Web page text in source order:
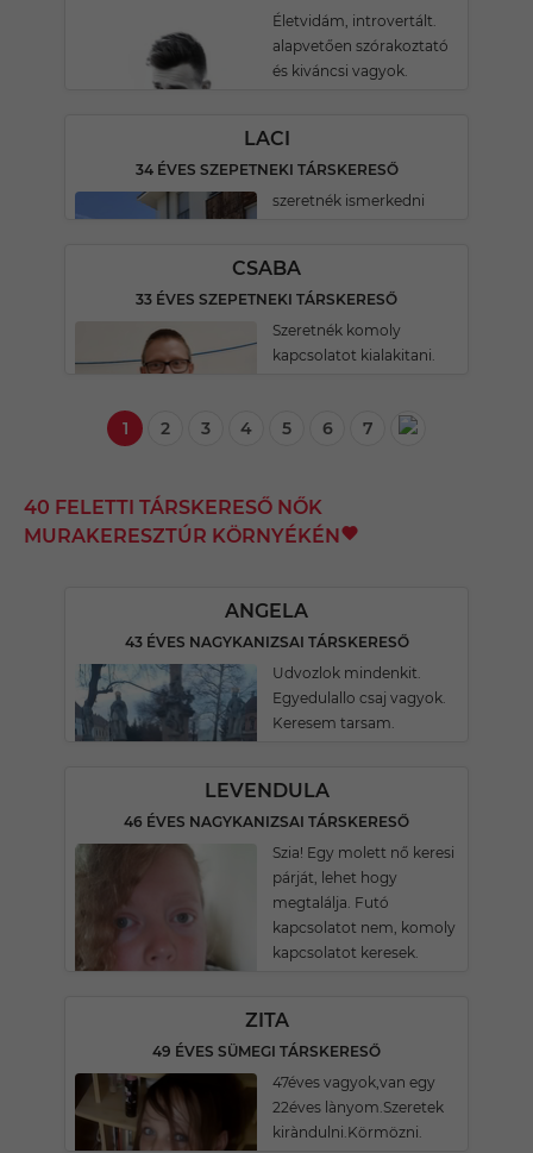
Életvidám, introvertált.
alapvetően szórakoztató
és kiváncsi vagyok.
LACI
34 ÉVES SZEPETNEKI TÁRSKERESŐ
szeretnék ismerkedni
CSABA
33 ÉVES SZEPETNEKI TÁRSKERESŐ
Szeretnék komoly
kapcsolatot kialakitani.
1 2 3 4 5 6 7
40 FELETTI TÁRSKERESŐ NŐK
MURAKERESZTÚR KÖRNYÉKÉN
ANGELA
43 ÉVES NAGYKANIZSAI TÁRSKERESŐ
Udvozlok mindenkit.
Egyedulallo csaj vagyok.
Keresem tarsam.
LEVENDULA
46 ÉVES NAGYKANIZSAI TÁRSKERESŐ
Szia! Egy molett nő keresi
párját, lehet hogy
megtalálja. Futó
kapcsolatot nem, komoly
kapcsolatot keresek.
ZITA
49 ÉVES SÜMEGI TÁRSKERESŐ
47éves vagyok,van egy
22éves lànyom.Szeretek
kiràndulni.Körmözni.